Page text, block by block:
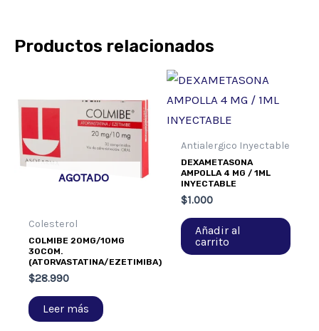
Productos relacionados
AGOTADO
Colesterol
COLMIBE 20MG/10MG
30COM.
(ATORVASTATINA/EZETIMIBA)
$28.990
Leer más
Antialergico Inyectable
DEXAMETASONA
AMPOLLA 4 MG / 1ML
INYECTABLE
$1.000
Añadir al
carrito